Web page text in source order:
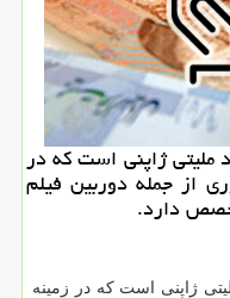
ژاپنی است كه در
از جمله دوربین فیلم
دارد.
ژاپنی است که در زمینه